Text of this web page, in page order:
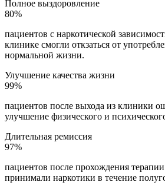
Полное выздоровление
80%
пациентов с наркотической
клинике смогли откзаться от
нормальной жизни.
Улучшение качества жизни
99%
пациентов после выхода из клиники
улучшение физического и
Длительная ремиссия
97%
пациентов после прохождения
принимали наркотики в течение